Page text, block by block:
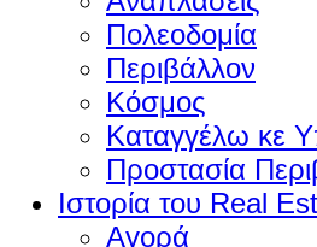
Πολεοδομία
Περιβάλλον
Κόσμος
Καταγγέλω κε
Προστασία
Ιστορία του Real
Αγορά